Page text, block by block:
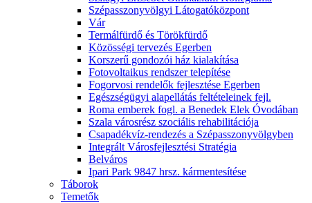
Szépasszonyvölgyi Látogatóközpont
Vár
Termálfürdő és Törökfürdő
Közösségi tervezés Egerben
Korszerű gondozói ház kialakítása
Fotovoltaikus rendszer telepítése
Fogorvosi rendelők fejlesztése Egerben
Egészségügyi alapellátás feltételeinek fejl.
Roma emberek fogl. a Benedek Elek Óvodában
Szala városrész szociális rehabilitációja
Csapadékvíz-rendezés a Szépasszonyvölgyben
Integrált Városfejlesztési Stratégia
Belváros
Ipari Park 9847 hrsz. kármentesítése
Táborok
Temetők